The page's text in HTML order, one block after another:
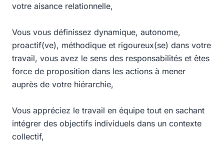
votre aisance relationnelle,
Vous vous définissez dynamique, autonome,
proactif(ve), méthodique et rigoureux(se) dans votre
travail, vous avez le sens des responsabilités et êtes
force de proposition dans les actions à mener
auprès de votre hiérarchie,
Vous appréciez le travail en équipe tout en sachant
intégrer des objectifs individuels dans un contexte
collectif,